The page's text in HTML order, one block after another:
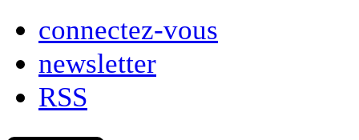
connectez-vous
newsletter
RSS